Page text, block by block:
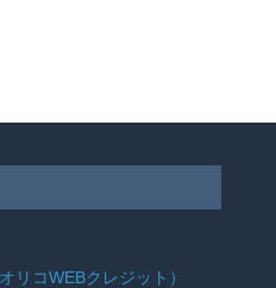
オリコWEBクレジット）